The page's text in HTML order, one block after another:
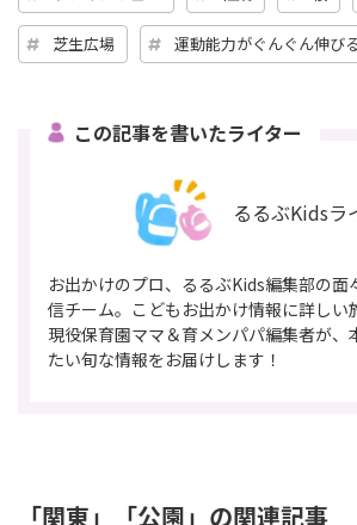
芝生広場 運動能力がぐんぐん伸びる
この記事を書いたライター
るるぶKidsラ
お出かけのプロ、るるぶKids編集部の面
信チーム。こどもお出かけ情報に詳しい
現役保育園ママ＆育メンパパ編集者が、
たい旬な情報をお届けします！
「関東」「公園」の関連記事